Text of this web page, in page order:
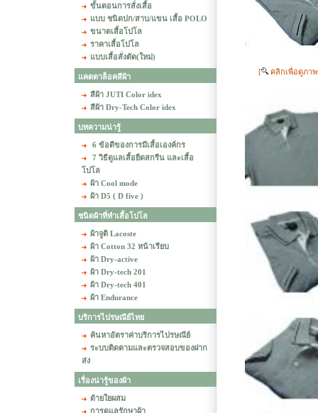
ขั้นตอนการสั่งเสื้อ
แบบ ชนิดปก/สาบ/แขน เสื้อ POLO
ขนาดเสื้อโปโล
ราคาเสื้อโปโล
แบบเสื้อสั่งตัด(ใหม่)
แคตตาล็อคสีผ้า
สีผ้า JUTI Color idex
สีผ้า Dry-Tech Color idex
บทความน่ารู้
6 ข้อดีของการมีเสื้อเองค์กร
7 วิธีดูแลเสื้อยืดสกรีน และเสื้อ
โปโล
ผ้า Cool mode
ผ้า D5 ( D five )
ชนิดผ้าที่ทำเสื้อโปโล
ผ้าจูติ Lacoste
ผ้า Cotton 32 หน้าเรียบ
ผ้า Dry-active
ผ้า Dry-tech 201
ผ้า Dry-tech 401
ผ้า Endurance
บริการไปรษณีย์ไทย
ค้นหาอัตราค่าบริการไปรษณีย์
ระบบติดตามและตรวจสอบของฝาก
ส่ง
เรื่องน่ารู้ของผ้า
ด้ายใยผสม
การดูแลรักษาผ้า
[ คลิกเพื่อดูภาพ